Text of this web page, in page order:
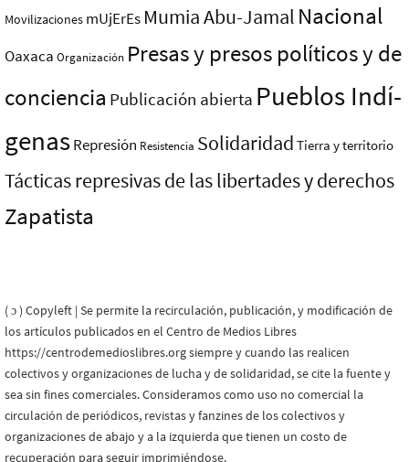
Movilizaciones mUjErEs Mumia Abu-Jamal Nacional
Oaxaca Organización Presas y presos polí­ticos y de
conciencia Publicación abierta Pueblos Indí­
genasRepresión Resistencia Solidaridad Tierra y territorio
Tácticas represivas de las libertades y derechos
Zapatista
( ɔ ) Copyleft | Se permite la recirculación, publicación, y modificación de
los artículos publicados en el Centro de Medios Libres
https://centrodemedioslibres.org siempre y cuando las realicen
colectivos y organizaciones de lucha y de solidaridad, se cite la fuente y
sea sin fines comerciales. Consideramos como uso no comercial la
circulación de periódicos, revistas y fanzines de los colectivos y
organizaciones de abajo y a la izquierda que tienen un costo de
recuperación para seguir imprimiéndose.